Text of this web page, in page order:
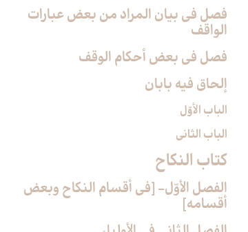
فصل في بيان المراد من بعض عبارات
الواقف
فصل في بعض أحكام الوقف
إلحاق فيه بابان
الباب الأوّل
الباب الثاني
كتاب النكاح‏
الفصل الأوّل- [في أقسام النكاح وبعض
أقسامه‏]